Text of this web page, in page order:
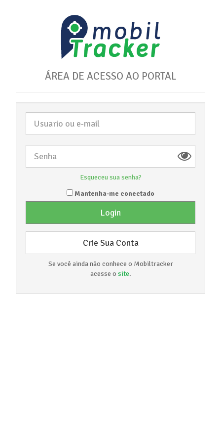
ÁREA DE ACESSO AO PORTAL
Esqueceu sua senha?
Mantenha-me conectado
Crie Sua Conta
Se você ainda não conhece o Mobiltracker
acesse o site.